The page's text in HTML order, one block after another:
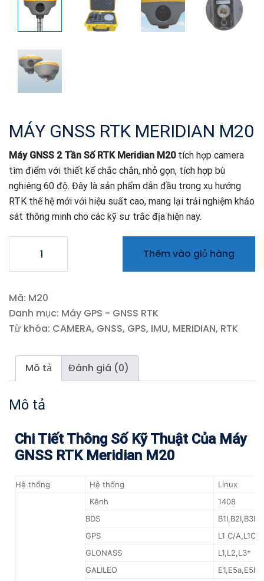
MÁY GNSS RTK MERIDIAN M20
Máy GNSS 2 Tần Số RTK Meridian M20 tích hợp camera
tìm điểm với thiết kế chắc chắn, nhỏ gọn, tích hợp bù
nghiêng 60 độ. Đây là sản phẩm dẫn đầu trong xu hướng
RTK thế hệ mới với hiệu suất cao, mang lại trải nghiệm khảo
sát thông minh cho các kỹ sư trắc địa hiện nay.
Thêm vào giỏ hàng
Mã: M20
Danh mục: Máy GPS - GNSS RTK
Từ khóa: CAMERA, GNSS, GPS, IMU, MERIDIAN, RTK
Mô tả Đánh giá (0)
Mô tả
Chi Tiết Thông Số Kỹ Thuật Của Máy
GNSS RTK Meridian M20
Hệ thống Hệ thống Linux
Kênh
1408
BDS
GPS
L1 C/
GLONASS
L1,L2,L3*
GALILEO